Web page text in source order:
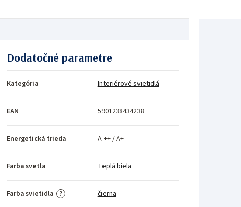
Dodatočné parametre
Kategória Interiérové svietidlá
EAN 5901238434238
Energetická trieda A ++ / A+
Farba svetla Teplá biela
?
Farba svietidla čierna